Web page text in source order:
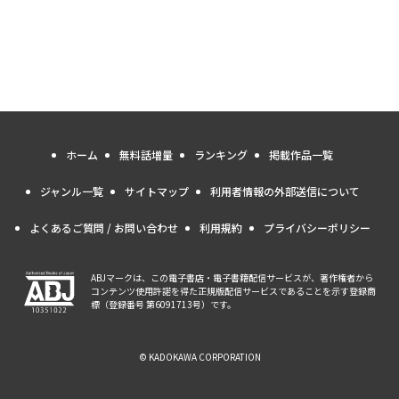
ホーム 無料話増量 ランキング 掲載作品一覧
ジャンル一覧 サイトマップ 利用者情報の外部送信について
よくあるご質問 / お問い合わせ 利用規約 プライバシーポリシー
ABJマークは、この電子書店・電子書籍配信サービスが、著作権者から
コンテンツ使用許諾を得た正規版配信サービスであることを示す登録商
標（登録番号 第6091713号）です。
© KADOKAWA CORPORATION